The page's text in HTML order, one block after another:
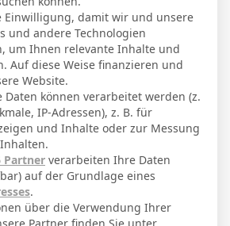
de
19. April 2026
Girona
Girona
Montlivi 141
Einwilligung, damit wir und unsere
und andere Technologien
um Ihnen relevante Inhalte und
Auf diese Weise finanzieren und
Website.
Daten können verarbeitet werden (z.
IP-Adressen), z. B. für
und Inhalte oder zur Messung
Partner verarbeiten Ihre Daten
auf der Grundlage eines
.
über die Verwendung Ihrer